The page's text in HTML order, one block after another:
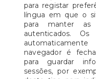
para registar
língua em que o
para manter as
autenticados.
navegador é
para guardar
sessões, por